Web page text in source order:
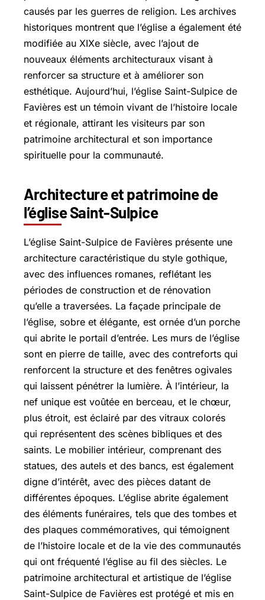
causés par les guerres de religion. Les archives
historiques montrent que l’église a également été
modifiée au XIXe siècle, avec l’ajout de
nouveaux éléments architecturaux visant à
renforcer sa structure et à améliorer son
esthétique. Aujourd’hui, l’église Saint-Sulpice de
Favières est un témoin vivant de l’histoire locale
et régionale, attirant les visiteurs par son
patrimoine architectural et son importance
spirituelle pour la communauté.
Architecture et patrimoine de
l’église Saint-Sulpice
L’église Saint-Sulpice de Favières présente une
architecture caractéristique du style gothique,
avec des influences romanes, reflétant les
périodes de construction et de rénovation
qu’elle a traversées. La façade principale de
l’église, sobre et élégante, est ornée d’un porche
qui abrite le portail d’entrée. Les murs de l’église
sont en pierre de taille, avec des contreforts qui
renforcent la structure et des fenêtres ogivales
qui laissent pénétrer la lumière. À l’intérieur, la
nef unique est voûtée en berceau, et le chœur,
plus étroit, est éclairé par des vitraux colorés
qui représentent des scènes bibliques et des
saints. Le mobilier intérieur, comprenant des
statues, des autels et des bancs, est également
digne d’intérêt, avec des pièces datant de
différentes époques. L’église abrite également
des éléments funéraires, tels que des tombes et
des plaques commémoratives, qui témoignent
de l’histoire locale et de la vie des communautés
qui ont fréquenté l’église au fil des siècles. Le
patrimoine architectural et artistique de l’église
Saint-Sulpice de Favières est protégé et mis en